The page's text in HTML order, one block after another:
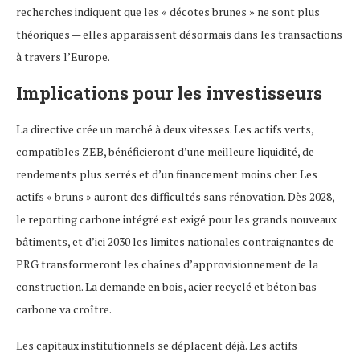
recherches indiquent que les « décotes brunes » ne sont plus
théoriques — elles apparaissent désormais dans les transactions
à travers l’Europe.
Implications pour les investisseurs
La directive crée un marché à deux vitesses. Les actifs verts,
compatibles ZEB, bénéficieront d’une meilleure liquidité, de
rendements plus serrés et d’un financement moins cher. Les
actifs « bruns » auront des difficultés sans rénovation. Dès 2028,
le reporting carbone intégré est exigé pour les grands nouveaux
bâtiments, et d’ici 2030 les limites nationales contraignantes de
PRG transformeront les chaînes d’approvisionnement de la
construction. La demande en bois, acier recyclé et béton bas
carbone va croître.
Les capitaux institutionnels se déplacent déjà. Les actifs